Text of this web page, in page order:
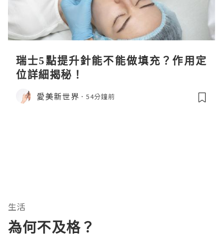
瑞士5點提升針能不能做填充？作用定
位詳細揭秘！
愛美新世界 54分鐘前
生活
為何不及格？